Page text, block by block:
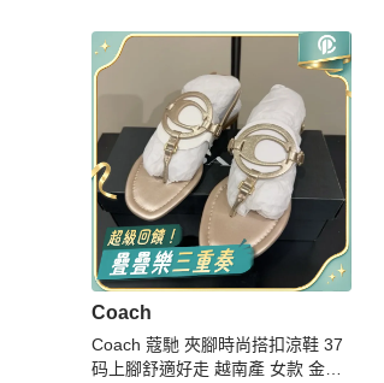
更多相似Coach女鞋推薦精品
Coach
Coach 蔻馳 夾腳時尚搭扣涼鞋 37
码上腳舒適好走 越南產 女款 金色